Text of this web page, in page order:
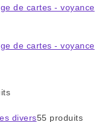
de cartes - voyance
de cartes - voyance
divers55 produits